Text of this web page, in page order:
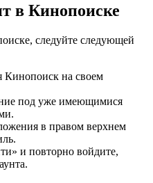
в Кинопоиске
следуйте следующей
Кинопоиск на своем
под уже имеющимися
в правом верхнем
и повторно войдите,